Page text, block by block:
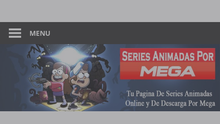
content
Series
Animadas
–
Por
Mega
Pagina
De
Descarga
Mega
MENU